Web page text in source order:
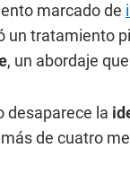
marcado de
un tratamiento
, un abordaje
desaparece la
de cuatro